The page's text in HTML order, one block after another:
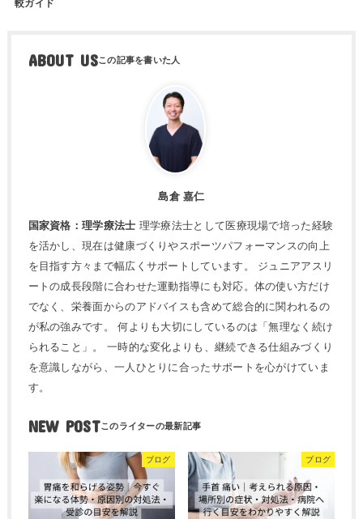
較ガイド
ABOUT US
島倉 嘉仁
国家資格：理学療法士 理学療法士として医療現場で培った経験
を活かし、現在は健康づくりやスポーツパフォーマンスの向上
を目指す方々まで幅広くサポートしています。 ジュニアアスリ
ートの成長段階に合わせた運動指導にも対応。体の使い方だけ
でなく、栄養面からのアドバイスも含めて総合的に関われるの
が私の強みです。 何よりも大切にしているのは「無理なく続け
られること」。 一時的な変化よりも、継続できる仕組みづくり
を意識しながら、一人ひとりに合ったサポートを心がけていま
す。
NEW POST
ブログ ブログ